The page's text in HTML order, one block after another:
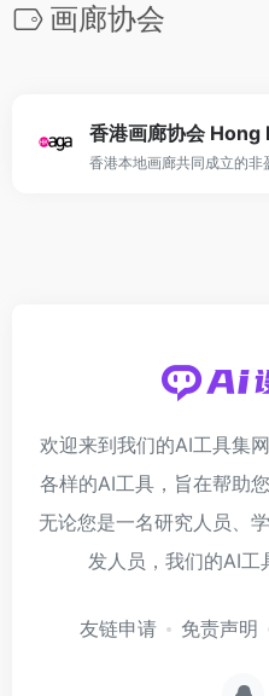
画廊协会
香港本地画廊共同成立的非
欢迎来到我们的AI工具集
各样的AI工具，旨在帮助
无论您是一名研究人员、
发人员，我们的AI工
友链申请 免责声明